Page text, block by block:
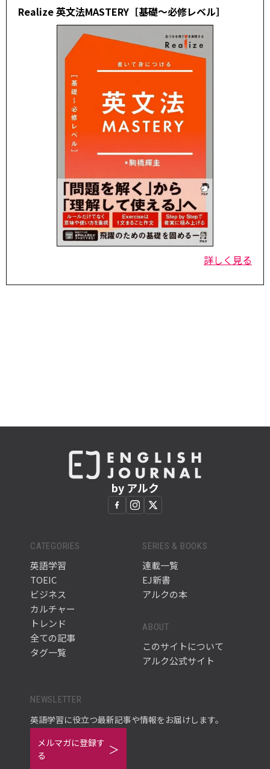
Realize 英文法MASTERY［基礎～必修レベル］
詳しく見る
by アルク
CATEGORIES
英語学習
TOEIC
ビジネス
カルチャー
トレンド
全ての記事
タグ一覧
SERIES & BOOKS
連載一覧
EJ新書
アルクの本
ABOUT
このサイトについて
アルク公式サイト
NEWSLETTER
英語学習に役立つ最新記事や情報をお届けします。
メルマガに登録す
る